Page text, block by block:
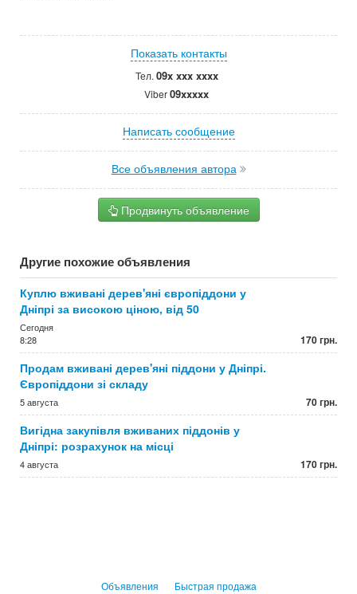
Показать контакты
Тел. 09x xxx xxxx
Viber09xxxxx
Написать сообщение
Все объявления автора
Продвинуть объявление
Другие похожие объявления
Куплю вживані дерев'яні європіддони у
Дніпрі за високою ціною, від 50
Сегодня
8:28
170 грн.
Продам вживані дерев'яні піддони у Дніпрі.
Європіддони зі складу
5 августа 70 грн.
Вигідна закупівля вживаних піддонів у
Дніпрі: розрахунок на місці
4 августа 170 грн.
Объявления Быстрая продажа